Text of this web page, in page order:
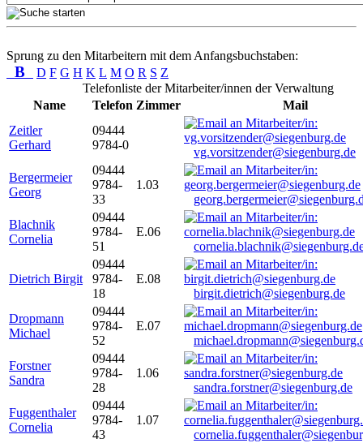
Sprung zu den Mitarbeitern mit dem Anfangsbuchstaben:
B D F G H K L M O R S Z
Telefonliste der Mitarbeiter/innen der Verwaltung
Name
Telefon Zimmer
Mail
Zeitler
Gerhard
09444
9784-0
vg.vorsitzender@siegenburg.de
Bergermeier
Georg
09444
9784-
33
1.03
Blachnik
Cornelia
09444
9784-
51
E.06
Dietrich Birgit
09444
9784-
18
E.08
birgit.dietrich@siegenburg.de
Dropmann
Michael
09444
9784-
52
E.07
Forstner
Sandra
09444
9784-
28
1.06
sandra.forstner@siegenburg.de
Fuggenthaler
Cornelia
09444
9784-
43
1.07